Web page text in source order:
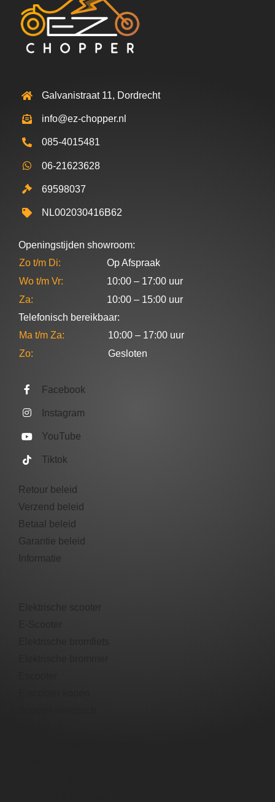
Galvanistraat 11, Dordrecht
info@ez-chopper.nl
085-4015481
06-21623628
69598037
NL002030416B62
Openingstijden showroom:
Zo t/m Di:
Op Afspraak
Wo t/m Vr:
10:00 – 17:00 uur
Za:
10:00 – 15:00 uur
Telefonisch bereikbaar:
Ma t/m Za:
10:00 – 17:00 uur
Zo:
Gesloten
Facebook
Instagram
YouTube
Tiktok
Retour beleid
Verzend beleid
Betaal beleid
Garantie beleid​
Informatie